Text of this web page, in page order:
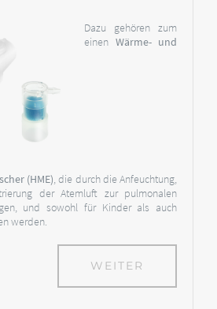
Dazu gehören zum
einen Wärme- und
(HME), die durch die Anfeuchtung,
der Atemluft zur pulmonalen
und sowohl für Kinder als auch
werden.
WEITER